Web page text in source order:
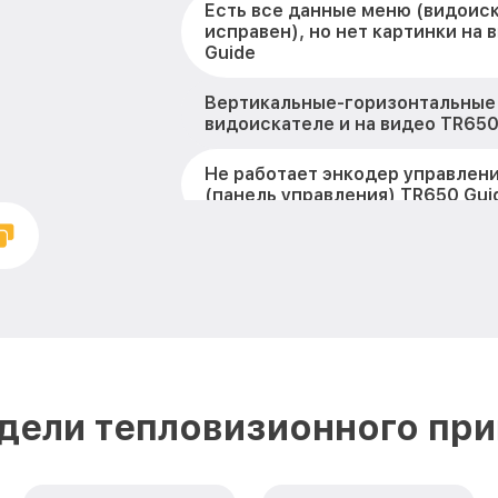
Есть все данные меню
исправен), но нет картинки на
Guide
Вертикальные-
видоискателе и на видео
Не работает энкодер
(панель управления) TR650
Разбита линза видоискателя
Guide
тепловизионного